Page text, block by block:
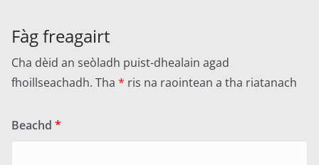
Fàg freagairt
Cha dèid an seòladh puist-dhealain agad
fhoillseachadh. Tha * ris na raointean a tha riatanach
Beachd *